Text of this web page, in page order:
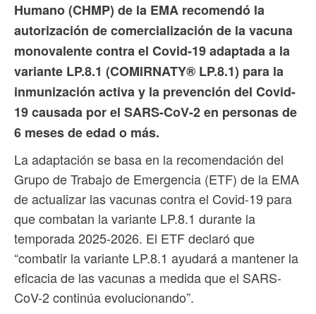
Humano (CHMP) de la EMA recomendó la
autorización de comercialización de la vacuna
monovalente contra el Covid-19 adaptada a la
variante LP.8.1 (COMIRNATY® LP.8.1) para la
inmunización activa y la prevención del Covid-
19 causada por el SARS-CoV-2 en personas de
6 meses de edad o más.
La adaptación se basa en la recomendación del
Grupo de Trabajo de Emergencia (ETF) de la EMA
de actualizar las vacunas contra el Covid-19 para
que combatan la variante LP.8.1 durante la
temporada 2025-2026. El ETF declaró que
“combatir la variante LP.8.1 ayudará a mantener la
eficacia de las vacunas a medida que el SARS-
CoV-2 continúa evolucionando”.